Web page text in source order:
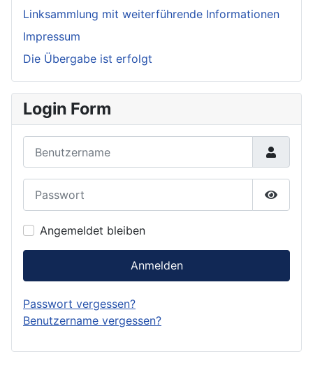
Linksammlung mit weiterführende Informationen
Impressum
Die Übergabe ist erfolgt
Login Form
Angemeldet bleiben
Anmelden
Passwort vergessen?
Benutzername vergessen?